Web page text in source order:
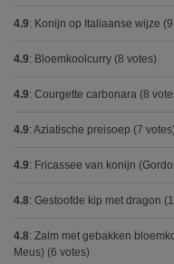
4.9: Konijn op Italiaanse wijze
4.9: Bloemkoolcurry (8 votes)
4.9: Courgette carbonara (8
4.9: Aziatische preisoep (7 votes)
4.9: Fricassee van konijn
4.8: Gestoofde kip met dragon
4.8: Zalm met gebakken
Meus) (6 votes)